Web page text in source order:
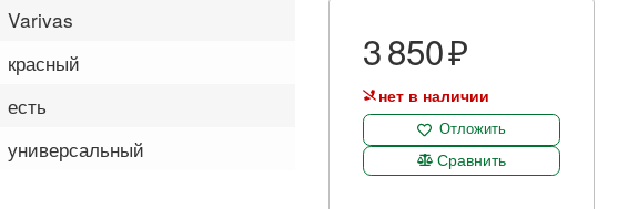
Varivas
красный
есть
универсальный
3 850
нет в наличии
Отложить
Сравнить